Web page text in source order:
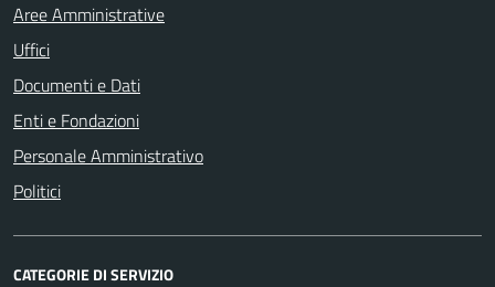
Aree Amministrative
Uffici
Documenti e Dati
Enti e Fondazioni
Personale Amministrativo
Politici
CATEGORIE DI SERVIZIO